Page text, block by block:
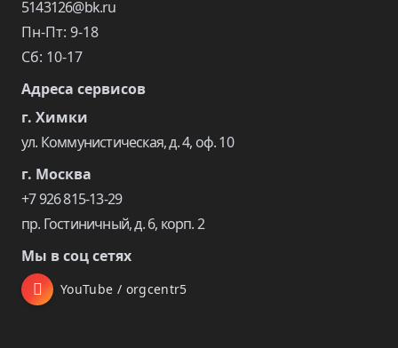
5143126@bk.ru
Пн-Пт: 9-18
Сб: 10-17
Адреса сервисов
г. Химки
ул. Коммунистическая, д. 4, оф. 10
г. Москва
+7 926 815-13-29
пр. Гостиничный, д. 6, корп. 2
Мы в соц сетях
YouTube / orgcentr5